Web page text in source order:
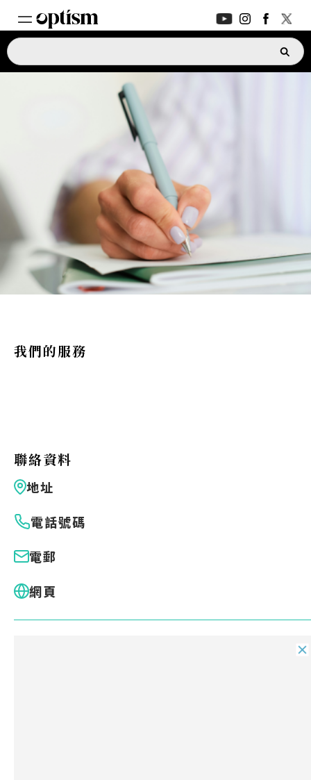
日常生活
支援指南 新功能
ASK OPTISM 升級版
我們的服務
聯絡資料
地址
電話號碼
電郵
網頁